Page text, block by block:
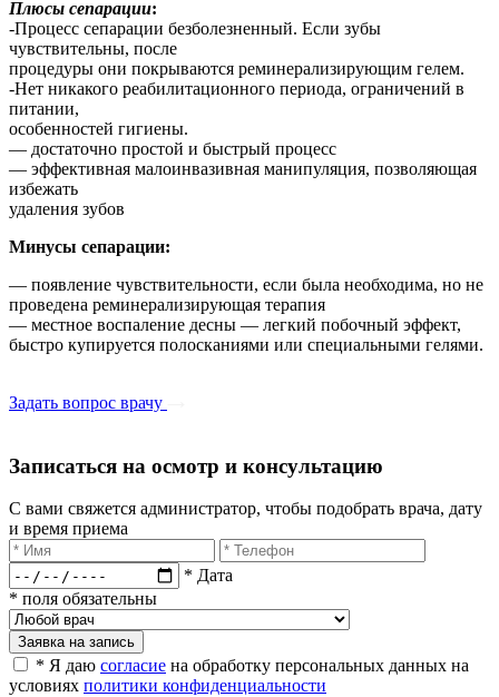
Плюсы сепарации:
-Процесс сепарации безболезненный. Если зубы
чувствительны, после
процедуры они покрываются реминерализирующим гелем.
-Нет никакого реабилитационного периода, ограничений в
питании,
особенностей гигиены.
— достаточно простой и быстрый процесс
— эффективная малоинвазивная манипуляция, позволяющая
избежать
удаления зубов
Минусы сепарации:
— появление чувствительности, если была необходима, но не
проведена реминерализирующая терапия
— местное воспаление десны — легкий побочный эффект,
быстро купируется полосканиями или специальными гелями.
Задать вопрос врачу
Записаться на осмотр и консультацию​
С вами свяжется администратор, чтобы подобрать врача, дату
и время приема​
* Дата
* поля обязательны
Заявка на запись
* Я даю согласие на обработку персональных данных на
условиях политики конфиденциальности